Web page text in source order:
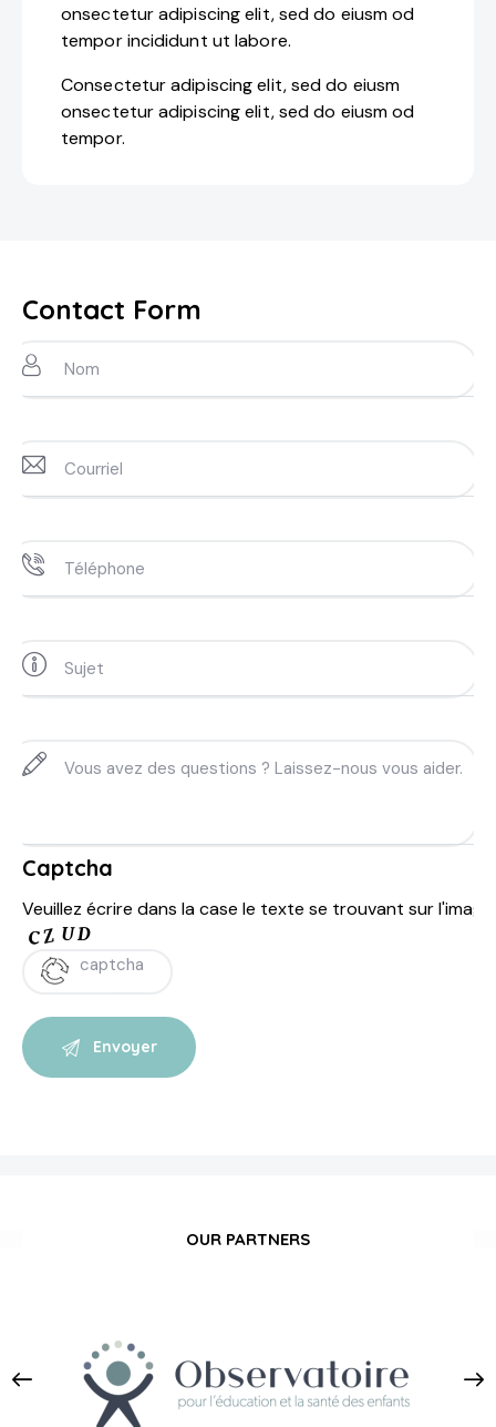
onsectetur adipiscing elit, sed do eiusm od
tempor incididunt ut labore.
Consectetur adipiscing elit, sed do eiusm
onsectetur adipiscing elit, sed do eiusm od
tempor.
Contact Form
Captcha
Veuillez écrire dans la case le texte se trouvant sur l'image
OUR PARTNERS